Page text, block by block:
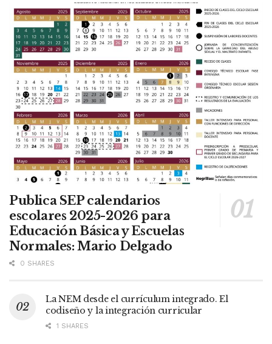
Publica SEP calendarios
escolares 2025-2026 para
Educación Básica y Escuelas
Normales: Mario Delgado
0 SHARES
La NEM desde el currículum integrado. El
codiseño y la integración curricular
1 SHARES